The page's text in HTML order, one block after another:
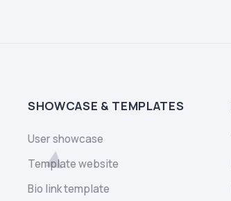
SHOWCASE & TEMPLATES
User showcase
Template website
Bio link template